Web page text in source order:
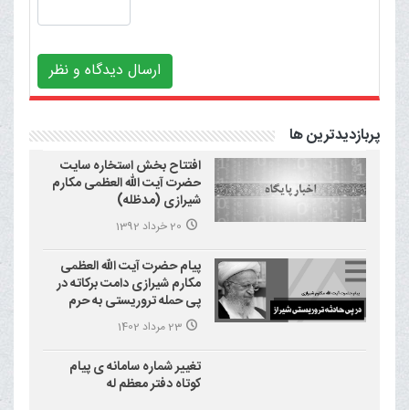
ارسال دیدگاه و نظر
پربازدیدترین ها
افتتاح بخش استخاره سایت
حضرت آیت الله العظمی مکارم
شیرازی (مدظله)
20 خرداد 1392
پیام حضرت آیت الله العظمی
مکارم شیرازی دامت برکاته در
پی حمله تروریستی به حرم
احمد بن موسی علیه السلام
(شاهچراغ)
23 مرداد 1402
تغییر شماره سامانه ی پیام
کوتاه دفتر معظم له